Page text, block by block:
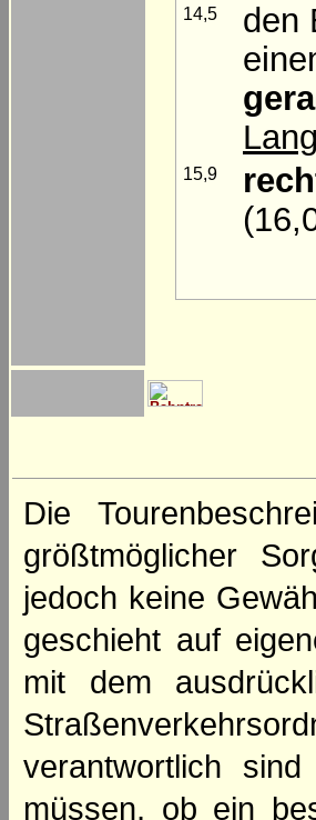
14,5
den
15,9
Die
größtmöglicher
jedoch keine
geschieht auf
mit dem
verantwortlich
müssen, ob ein